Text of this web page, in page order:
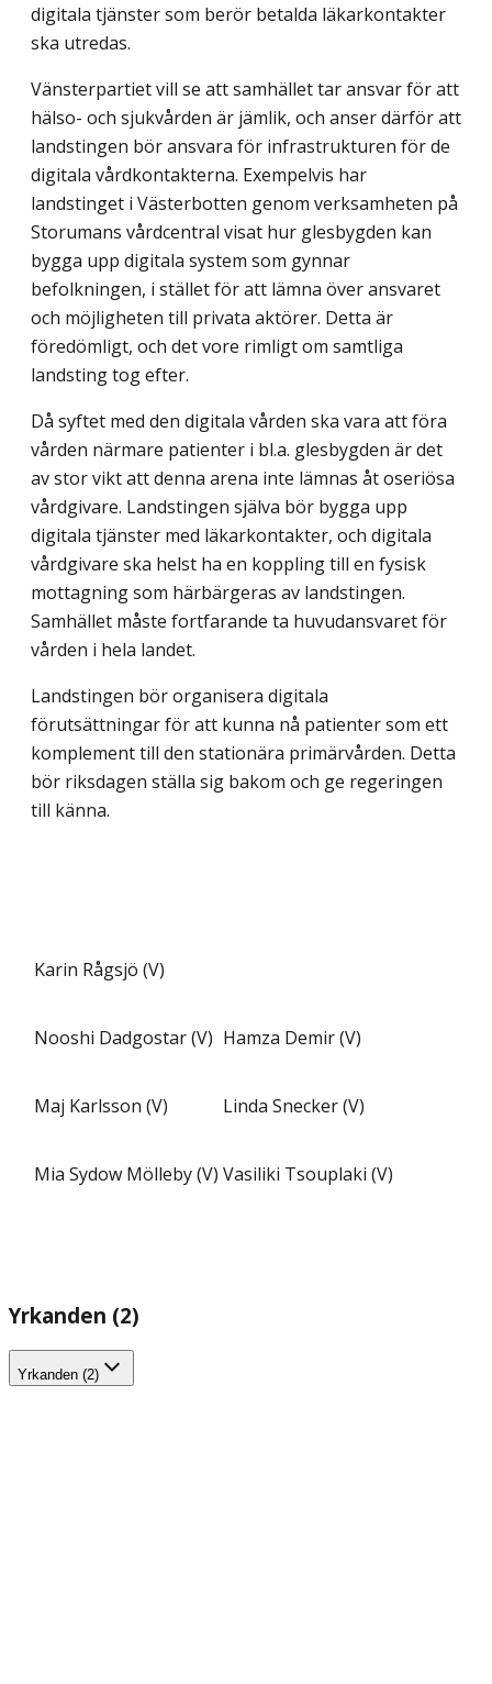
digitala tjänster som berör betalda läkarkontakter
ska utredas.
Vänsterpartiet vill se att samhället tar ansvar för att
hälso- och sjukvården är jämlik, och anser därför att
landstingen bör ansvara för infrastrukturen för de
digitala vårdkontakterna. Exempelvis har
landstinget i Västerbotten genom verksamheten på
Storumans vårdcentral visat hur glesbygden kan
bygga upp digitala system som gynnar
befolkningen, i stället för att lämna över ansvaret
och möjligheten till privata aktörer. Detta är
föredömligt, och det vore rimligt om samtliga
landsting tog efter.
Då syftet med den digitala vården ska vara att föra
vården närmare patienter i bl.a. glesbygden är det
av stor vikt att denna arena inte lämnas åt oseriösa
vårdgivare. Landstingen själva bör bygga upp
digitala tjänster med läkarkontakter, och digitala
vårdgivare ska helst ha en koppling till en fysisk
mottagning som härbärgeras av landstingen.
Samhället måste fortfarande ta huvudansvaret för
vården i hela landet.
Landstingen bör organisera digitala
förutsättningar för att kunna nå patienter som ett
komplement till den stationära primärvården. Detta
bör riksdagen ställa sig bakom och ge regeringen
till känna.
Karin Rågsjö (V)
Nooshi Dadgostar (V) Hamza Demir (V)
Maj Karlsson (V) Linda Snecker (V)
Mia Sydow Mölleby (V) Vasiliki Tsouplaki (V)
Yrkanden (2)
Yrkanden (2)